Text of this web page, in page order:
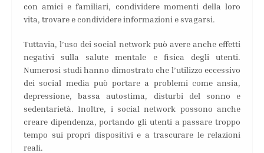
con amici e familiari, condividere momenti della loro
vita, trovare e condividere informazioni e svagarsi.
Tuttavia, l’uso dei social network può avere anche effetti
negativi sulla salute mentale e fisica degli utenti.
Numerosi studi hanno dimostrato che l’utilizzo eccessivo
dei social media può portare a problemi come ansia,
depressione, bassa autostima, disturbi del sonno e
sedentarietà. Inoltre, i social network possono anche
creare dipendenza, portando gli utenti a passare troppo
tempo sui propri dispositivi e a trascurare le relazioni
reali.